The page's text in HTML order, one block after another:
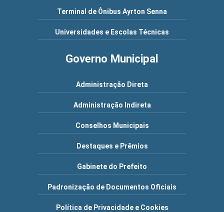
Terminal de Ônibus Ayrton Senna
Universidades e Escolas Técnicas
Governo Municipal
Administração Direta
Administração Indireta
Conselhos Municipais
Destaques e Prêmios
Gabinete do Prefeito
Padronização de Documentos Oficiais
Política de Privacidade e Cookies